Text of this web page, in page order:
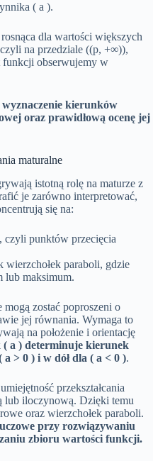
( a ).
dla wartości większych
na przedziale ((p, +∞)),
funkcji obserwujemy w
kierunków
oraz prawidłową ocenę jej
maturalne
istotną rolę na maturze z
je zarówno interpretować,
się na:
czyli punktów przecięcia
wierzchołek paraboli, gdzie
lub maksimum.
zostać poproszeni o
jej równania. Wymaga to
na położenie i orientację
( a ) determinuje kierunek
> 0 ) i w dół dla ( a < 0 ).
przekształcania
lub iloczynową. Dzięki temu
oraz wierzchołek paraboli.
przy rozwiązywaniu
zbioru wartości funkcji.